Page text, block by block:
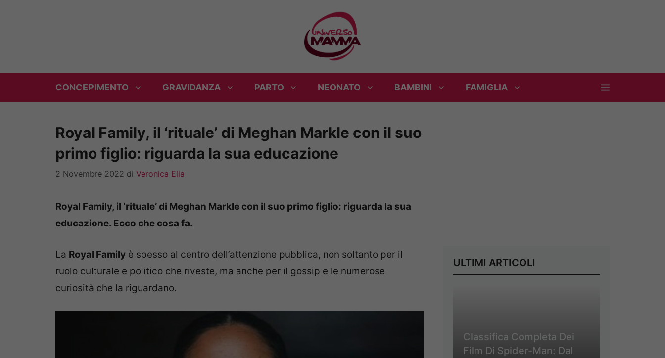
CONCEPIMENTO GRAVIDANZA PARTO NEONATO BAMBINI FAMIGLIA
Royal Family, il ‘rituale’ di Meghan Markle con il suo
primo figlio: riguarda la sua educazione
2 Novembre 2022 di Veronica Elia
Royal Family, il ‘rituale’ di Meghan Markle con il suo primo figlio: riguarda la sua
educazione. Ecco che cosa fa.
La Royal Family è spesso al centro dell’attenzione pubblica, non soltanto per il
ruolo culturale e politico che riveste, ma anche per il gossip e le numerose
curiosità che la riguardano.
ULTIMI ARTICOLI
Classifica Completa Dei
Film Di Spider-Man: Dal